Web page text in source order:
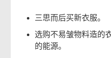
三思而后买新衣服。
选购不易皱物料造的
的能源。